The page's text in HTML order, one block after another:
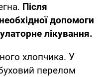
Після
допомоги
лікування.
хлопчика. У
перелом